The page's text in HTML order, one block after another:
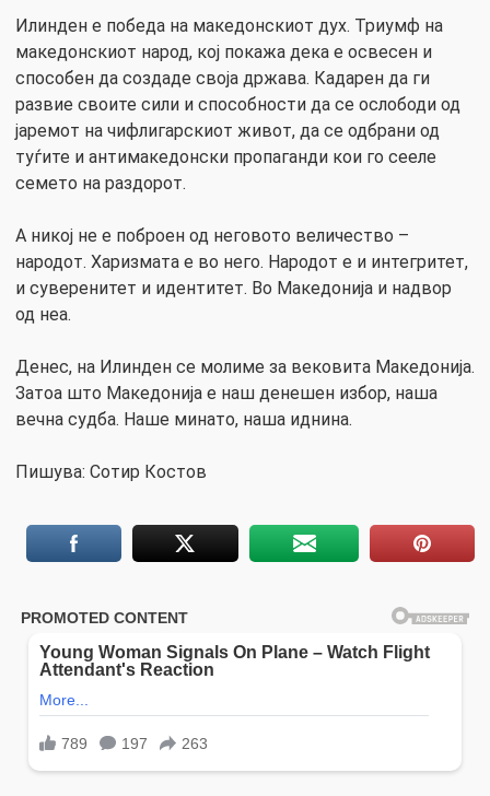
Илинден е победа на македонскиот дух. Триумф на
македонскиот народ, кој покажа дека е освесен и
способен да создаде своја држава. Кадарен да ги
развие своите сили и способности да се ослободи од
јаремот на чифлигарскиот живот, да се одбрани од
туѓите и антимакедонски пропаганди кои го сееле
семето на раздорот.
А никој не е поброен од неговото величество –
народот. Харизмата е во него. Народот е и интегритет,
и суверенитет и идентитет. Во Македонија и надвор
од неа.
Денес, на Илинден се молиме за вековита Македонија.
Затоа што Македонија е наш денешен избор, наша
вечна судба. Наше минато, наша иднина.
Пишува: Сотир Костов